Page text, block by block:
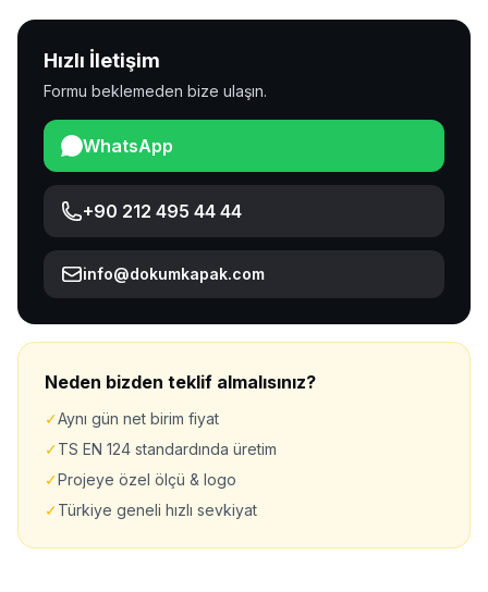
Hızlı İletişim
Formu beklemeden bize ulaşın.
WhatsApp
+90 212 495 44 44
info@dokumkapak.com
Neden bizden teklif almalısınız?
✓Aynı gün net birim fiyat
✓TS EN 124 standardında üretim
✓Projeye özel ölçü & logo
✓Türkiye geneli hızlı sevkiyat